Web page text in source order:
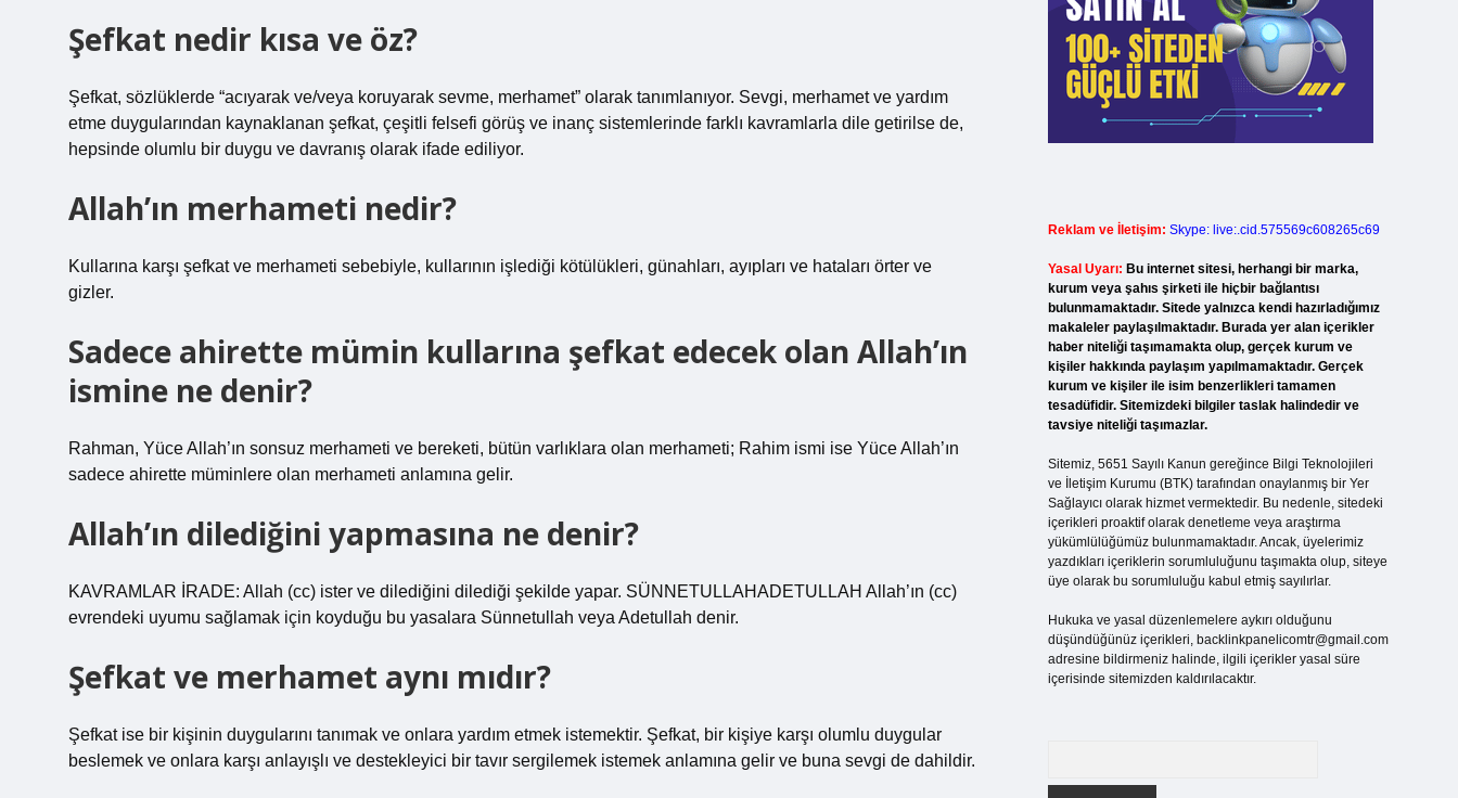
Şefkat nedir kısa ve öz?
Şefkat, sözlüklerde “acıyarak ve/veya koruyarak sevme, merhamet” olarak tanımlanıyor. Sevgi, merhamet ve yardım
etme duygularından kaynaklanan şefkat, çeşitli felsefi görüş ve inanç sistemlerinde farklı kavramlarla dile getirilse de,
hepsinde olumlu bir duygu ve davranış olarak ifade ediliyor.
Allah’ın merhameti nedir?
Kullarına karşı şefkat ve merhameti sebebiyle, kullarının işlediği kötülükleri, günahları, ayıpları ve hataları örter ve
gizler.
Sadece ahirette mümin kullarına şefkat edecek olan Allah’ın
ismine ne denir?
Rahman, Yüce Allah’ın sonsuz merhameti ve bereketi, bütün varlıklara olan merhameti; Rahim ismi ise Yüce Allah’ın
sadece ahirette müminlere olan merhameti anlamına gelir.
Allah’ın dilediğini yapmasına ne denir?
KAVRAMLAR İRADE: Allah (cc) ister ve dilediğini dilediği şekilde yapar. SÜNNETULLAHADETULLAH Allah’ın (cc)
evrendeki uyumu sağlamak için koyduğu bu yasalara Sünnetullah veya Adetullah denir.
Şefkat ve merhamet aynı mıdır?
Şefkat ise bir kişinin duygularını tanımak ve onlara yardım etmek istemektir. Şefkat, bir kişiye karşı olumlu duygular
beslemek ve onlara karşı anlayışlı ve destekleyici bir tavır sergilemek istemek anlamına gelir ve buna sevgi de dahildir.
Reklam ve İletişim: Skype: live:.cid.575569c608265c69
Yasal Uyarı: Bu internet sitesi, herhangi bir marka,
kurum veya şahıs şirketi ile hiçbir bağlantısı
bulunmamaktadır. Sitede yalnızca kendi hazırladığımız
makaleler paylaşılmaktadır. Burada yer alan içerikler
haber niteliği taşımamakta olup, gerçek kurum ve
kişiler hakkında paylaşım yapılmamaktadır. Gerçek
kurum ve kişiler ile isim benzerlikleri tamamen
tesadüfidir. Sitemizdeki bilgiler taslak halindedir ve
tavsiye niteliği taşımazlar.
Sitemiz, 5651 Sayılı Kanun gereğince Bilgi Teknolojileri
ve İletişim Kurumu (BTK) tarafından onaylanmış bir Yer
Sağlayıcı olarak hizmet vermektedir. Bu nedenle, sitedeki
içerikleri proaktif olarak denetleme veya araştırma
yükümlülüğümüz bulunmamaktadır. Ancak, üyelerimiz
yazdıkları içeriklerin sorumluluğunu taşımakta olup, siteye
üye olarak bu sorumluluğu kabul etmiş sayılırlar.
Hukuka ve yasal düzenlemelere aykırı olduğunu
düşündüğünüz içerikleri, backlinkpanelicomtr@gmail.com
adresine bildirmeniz halinde, ilgili içerikler yasal süre
içerisinde sitemizden kaldırılacaktır.